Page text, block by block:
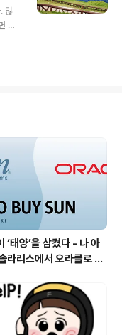
많
조
‘태양’을 삼켰다 - 나 아
라리스에서 오라클로 바